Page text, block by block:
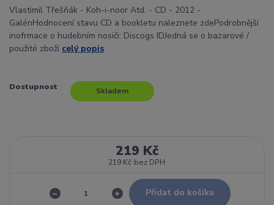
Vlastimil Třešňák - Koh-i-noor Atd. - CD - 2012 -
GalénHodnocení stavu CD a bookletu naleznete zdePodrobnější
inofrmace o hudebním nosiči: Discogs IDJedná se o bazarové /
použité zboží celý popis
Dostupnost Skladem
219 Kč
219 Kč bez DPH
Přidat do košíku